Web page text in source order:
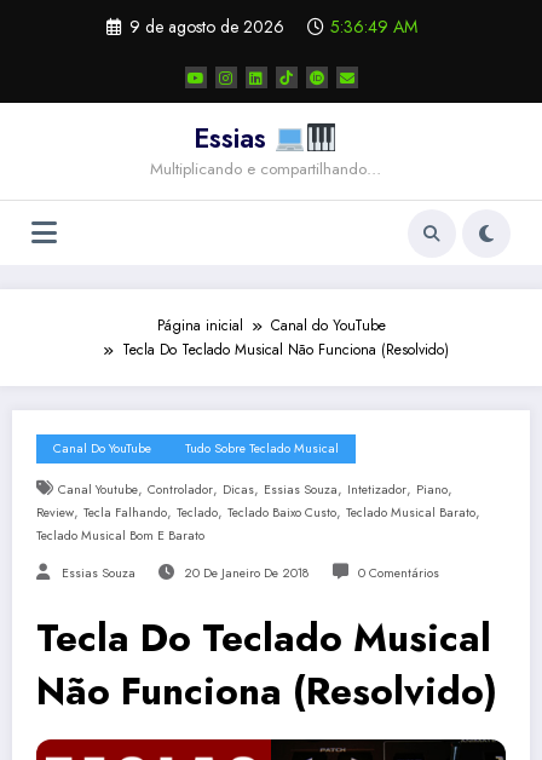
9 de agosto de 2026 5:36:49 AM
Essias
Multiplicando e compartilhando…
Página inicial
Canal do YouTube
Tecla Do Teclado Musical Não Funciona (Resolvido)
Canal Do YouTube Tudo Sobre Teclado Musical
Canal Youtube, Controlador, Dicas, Essias Souza, Intetizador, Piano,
Review, Tecla Falhando, Teclado, Teclado Baixo Custo, Teclado Musical Barato,
Teclado Musical Bom E Barato
Essias Souza 20 De Janeiro De 2018 0 Comentários
Tecla Do Teclado Musical
Não Funciona (Resolvido)